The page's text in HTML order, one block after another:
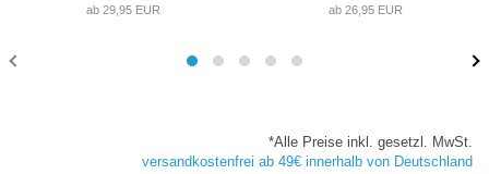
ab 29,95 EUR
ab 26,95 EUR
*Alle Preise inkl. gesetzl. MwSt.
versandkostenfrei ab 49€ innerhalb von Deutschland